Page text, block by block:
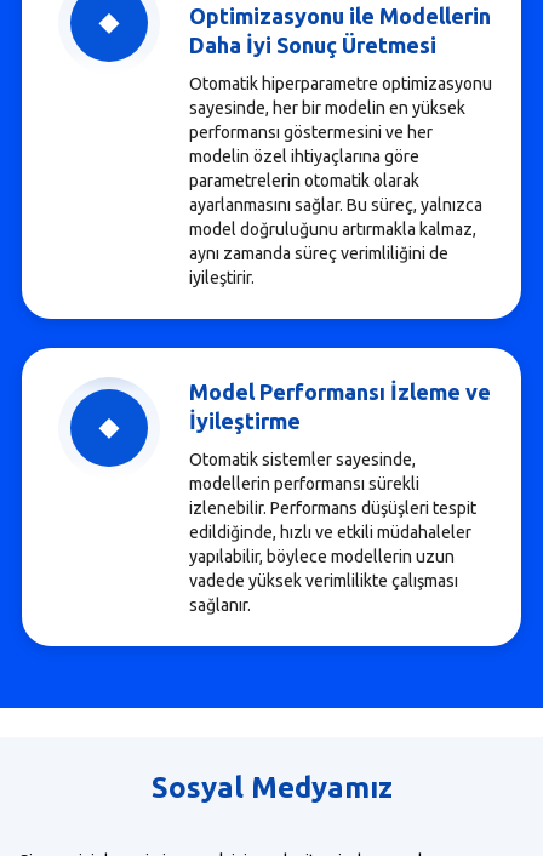
Optimizasyonu ile Modellerin
Daha İyi Sonuç Üretmesi
Otomatik hiperparametre optimizasyonu
sayesinde, her bir modelin en yüksek
performansı göstermesini ve her
modelin özel ihtiyaçlarına göre
parametrelerin otomatik olarak
ayarlanmasını sağlar. Bu süreç, yalnızca
model doğruluğunu artırmakla kalmaz,
aynı zamanda süreç verimliliğini de
iyileştirir.
Model Performansı İzleme ve
İyileştirme
Otomatik sistemler sayesinde,
modellerin performansı sürekli
izlenebilir. Performans düşüşleri tespit
edildiğinde, hızlı ve etkili müdahaleler
yapılabilir, böylece modellerin uzun
vadede yüksek verimlilikte çalışması
sağlanır.
Sosyal Medyamız